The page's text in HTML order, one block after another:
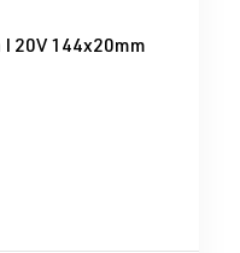
20V 144x20mm